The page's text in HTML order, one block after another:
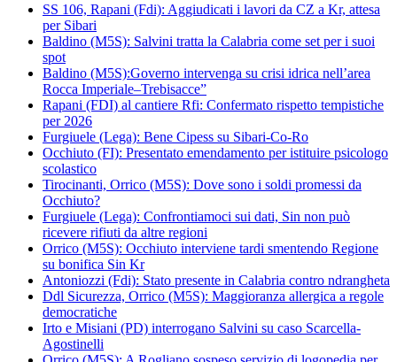
SS 106, Rapani (Fdi): Aggiudicati i lavori da CZ a Kr, attesa
per Sibari
Baldino (M5S): Salvini tratta la Calabria come set per i suoi
spot
Baldino (M5S):Governo intervenga su crisi idrica nell’area
Rocca Imperiale–Trebisacce”
Rapani (FDI) al cantiere Rfi: Confermato rispetto tempistiche
per 2026
Furgiuele (Lega): Bene Cipess su Sibari-Co-Ro
Occhiuto (FI): Presentato emendamento per istituire psicologo
scolastico
Tirocinanti, Orrico (M5S): Dove sono i soldi promessi da
Occhiuto?
Furgiuele (Lega): Confrontiamoci sui dati, Sin non può
ricevere rifiuti da altre regioni
Orrico (M5S): Occhiuto interviene tardi smentendo Regione
su bonifica Sin Kr
Antoniozzi (Fdi): Stato presente in Calabria contro ndrangheta
Ddl Sicurezza, Orrico (M5S): Maggioranza allergica a regole
democratiche
Irto e Misiani (PD) interrogano Salvini su caso Scarcella-
Agostinelli